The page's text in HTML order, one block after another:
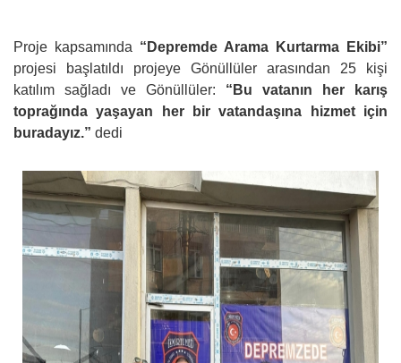
Proje kapsamında “Depremde Arama Kurtarma Ekibi”
projesi başlatıldı projeye Gönüllüler arasından 25 kişi
katılım sağladı ve Gönüllüler: “Bu vatanın her karış
toprağında yaşayan her bir vatandaşına hizmet için
buradayız.” dedi